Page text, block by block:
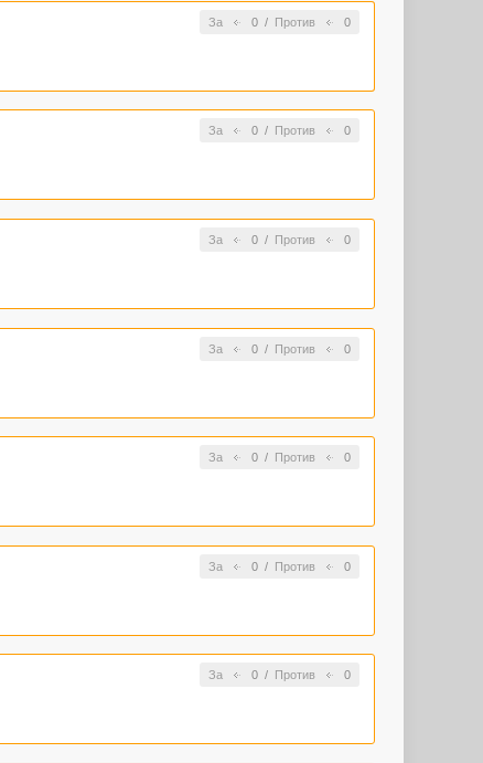
За 0/ Против 0
За 0/ Против 0
За 0/ Против 0
За 0/ Против 0
За 0/ Против 0
За 0/ Против 0
За 0/ Против 0